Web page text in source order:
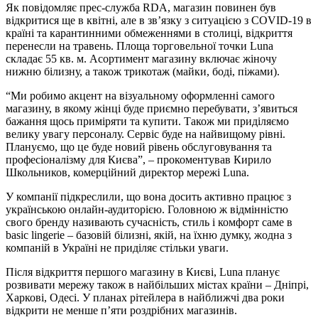
Як повідомляє прес-служба RDA, магазин повинен був
відкритися ще в квітні, але в зв’язку з ситуацією з COVID-19 в
країні та карантинними обмеженнями в столиці, відкриття
перенесли на травень. Площа торговельної точки Luna
складає 55 кв. м. Асортимент магазину включає жіночу
нижню білизну, а також трикотаж (майки, боді, піжами).
“Ми робимо акцент на візуальному оформленні самого
магазину, в якому жінці буде приємно перебувати, з’явиться
бажання щось приміряти та купити. Також ми приділяємо
велику увагу персоналу. Сервіс буде на найвищому рівні.
Плануємо, що це буде новий рівень обслуговування та
професіоналізму для Києва”, – прокоментував Кирило
Школьников, комерційний директор мережі Luna.
У компанії підкреслили, що вона досить активно працює з
українською онлайн-аудиторією. Головною ж відмінністю
свого бренду називають сучасність, стиль і комфорт саме в
basic lingerie – базовій білизні, якій, на їхню думку, жодна з
компаній в Україні не приділяє стільки уваги.
Після відкриття першого магазину в Києві, Luna планує
розвивати мережу також в найбільших містах країни – Дніпрі,
Харкові, Одесі. У планах рітейлера в найближчі два роки
відкрити не менше п’яти роздрібних магазинів.